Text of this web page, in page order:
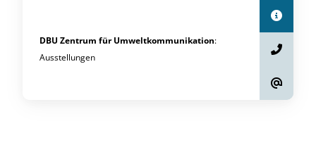
DBU Zentrum für Umweltkommunikation:
Ausstellungen